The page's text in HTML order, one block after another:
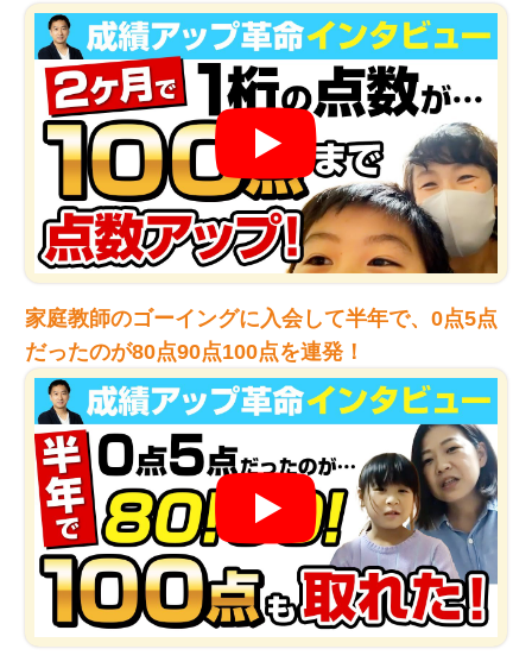
家庭教師のゴーイングに入会して半年で、0点5点
だったのが80点90点100点を連発！